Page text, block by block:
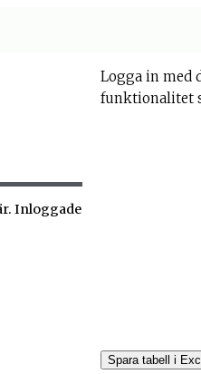
Inloggade
Logga in med
funktionalitet
Spara tabell i